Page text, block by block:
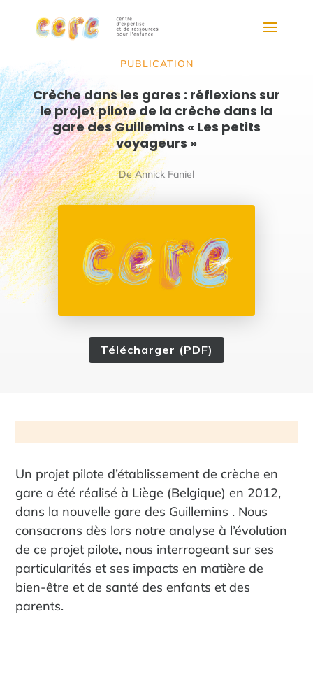
PUBLICATION
Crèche dans les gares : réflexions sur
le projet pilote de la crèche dans la
gare des Guillemins « Les petits
voyageurs »
De Annick Faniel
Télécharger (PDF)
Un projet pilote d’établissement de crèche en
gare a été réalisé à Liège (Belgique) en 2012,
dans la nouvelle gare des Guillemins . Nous
consacrons dès lors notre analyse à l’évolution
de ce projet pilote, nous interrogeant sur ses
particularités et ses impacts en matière de
bien-être et de santé des enfants et des
parents.